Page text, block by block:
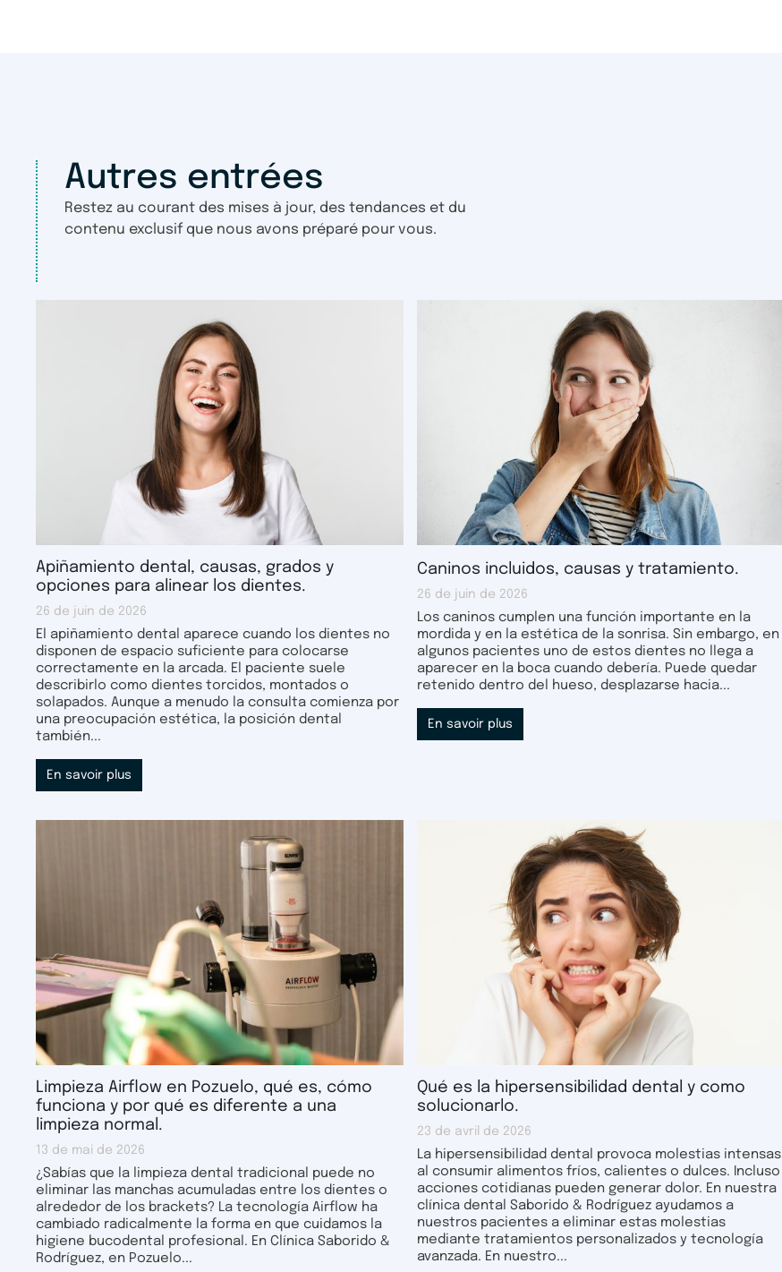
Autres entrées
Restez au courant des mises à jour, des tendances et du
contenu exclusif que nous avons préparé pour vous.
Apiñamiento dental, causas, grados y
opciones para alinear los dientes.
26 de juin de 2026
El apiñamiento dental aparece cuando los dientes no
disponen de espacio suficiente para colocarse
correctamente en la arcada. El paciente suele
describirlo como dientes torcidos, montados o
solapados. Aunque a menudo la consulta comienza por
una preocupación estética, la posición dental
también...
En savoir plus
Caninos incluidos, causas y tratamiento.
26 de juin de 2026
Los caninos cumplen una función importante en la
mordida y en la estética de la sonrisa. Sin embargo, en
algunos pacientes uno de estos dientes no llega a
aparecer en la boca cuando debería. Puede quedar
retenido dentro del hueso, desplazarse hacia...
En savoir plus
Limpieza Airflow en Pozuelo, qué es, cómo
funciona y por qué es diferente a una
limpieza normal.
13 de mai de 2026
¿Sabías que la limpieza dental tradicional puede no
eliminar las manchas acumuladas entre los dientes o
alrededor de los brackets? La tecnología Airflow ha
cambiado radicalmente la forma en que cuidamos la
higiene bucodental profesional. En Clínica Saborido &
Rodríguez, en Pozuelo...
Qué es la hipersensibilidad dental y como
solucionarlo.
23 de avril de 2026
La hipersensibilidad dental provoca molestias intensas
al consumir alimentos fríos, calientes o dulces. Incluso
acciones cotidianas pueden generar dolor. En nuestra
clínica dental Saborido & Rodríguez ayudamos a
nuestros pacientes a eliminar estas molestias
mediante tratamientos personalizados y tecnología
avanzada. En nuestro...